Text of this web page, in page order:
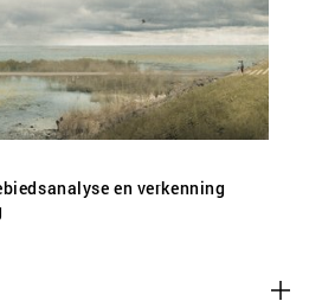
en verkenning